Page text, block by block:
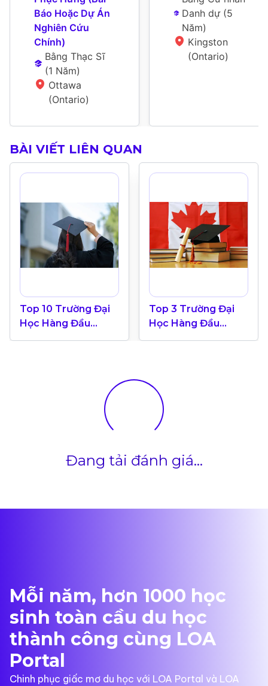
Báo Hoặc Dự Án
Nghiên Cứu
Chính)
Bằng Thạc Sĩ
(1 Năm)
Ottawa
(Ontario)
Danh dự (5
Năm)
Kingston
(Ontario)
BÀI VIẾT LIÊN QUAN
Top 10 Trường Đại
Học Hàng Đầu
Canada 2024
Top 3 Trường Đại
Học Hàng Đầu
Canada Theo Bảng
Đang tải đánh giá...
Mỗi năm, hơn 1000 học
sinh toàn cầu du học
thành công cùng LOA
Portal
Chinh phục giấc mơ du học với LOA Portal và LOA